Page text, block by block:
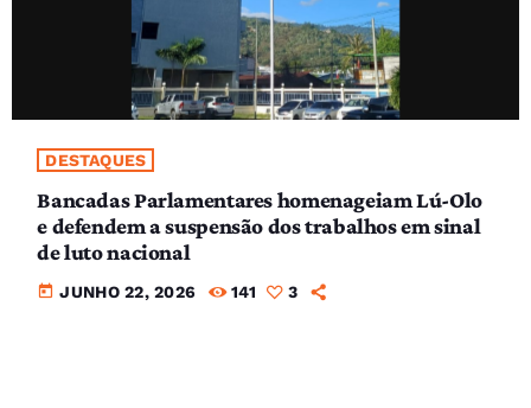
DESTAQUES
Bancadas Parlamentares homenageiam Lú-Olo
e defendem a suspensão dos trabalhos em sinal
de luto nacional
today JUNHO 22, 2026 141 3